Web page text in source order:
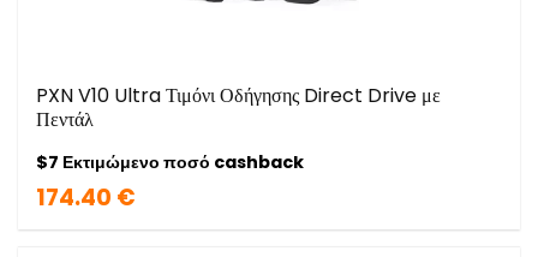
PXN V10 Ultra Τιμόνι Οδήγησης Direct Drive με
Πεντάλ
$7 Εκτιμώμενο ποσό cashback
174.40 €